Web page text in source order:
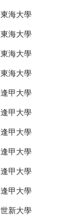
東海大學
東海大學
東海大學
東海大學
逢甲大學
逢甲大學
逢甲大學
逢甲大學
逢甲大學
逢甲大學
世新大學